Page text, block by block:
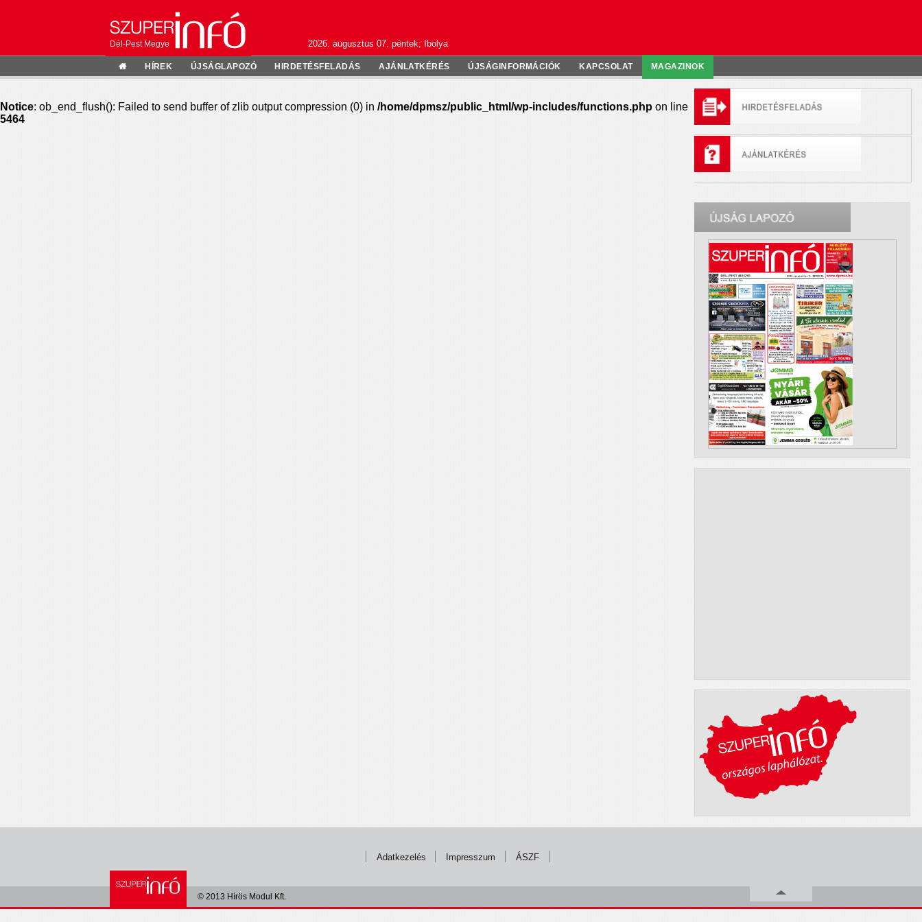
Dél-Pest Megye 2026. augusztus 07. péntek; Ibolya
HÍREK ÚJSÁGLAPOZÓ HIRDETÉSFELADÁS AJÁNLATKÉRÉS ÚJSÁGINFORMÁCIÓK KAPCSOLAT MAGAZINOK
Adatkezelés Impresszum ÁSZF
© 2013 Hírös Modul Kft.
Notice: ob_end_flush(): Failed to send buffer of zlib output compression (0) in /home/dpmsz/public_html/wp-includes/functions.php on line
5464